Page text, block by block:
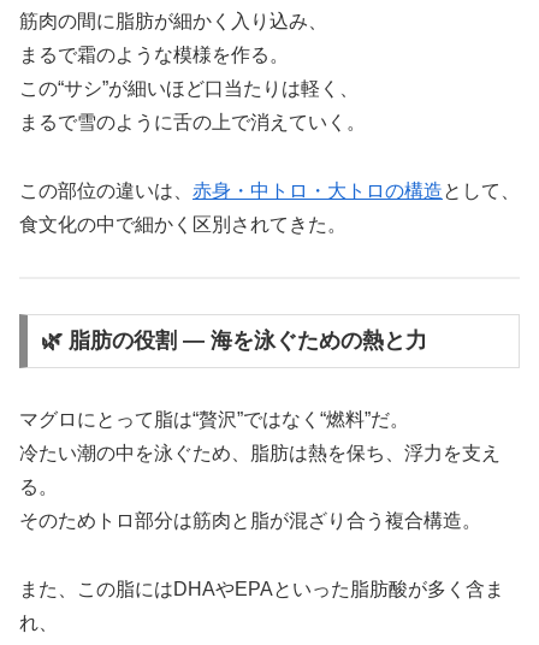
筋肉の間に脂肪が細かく入り込み、
まるで霜のような模様を作る。
この“サシ”が細いほど口当たりは軽く、
まるで雪のように舌の上で消えていく。
この部位の違いは、 赤身・中トロ・大トロの構造として、
食文化の中で細かく区別されてきた。
🌿 脂肪の役割 ― 海を泳ぐための熱と力
マグロにとって脂は“贅沢”ではなく“燃料”だ。
冷たい潮の中を泳ぐため、脂肪は熱を保ち、浮力を支え
る。
そのためトロ部分は筋肉と脂が混ざり合う複合構造。
また、この脂にはDHAやEPAといった脂肪酸が多く含ま
れ、